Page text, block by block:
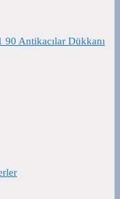
Antikacılar Dükkanı